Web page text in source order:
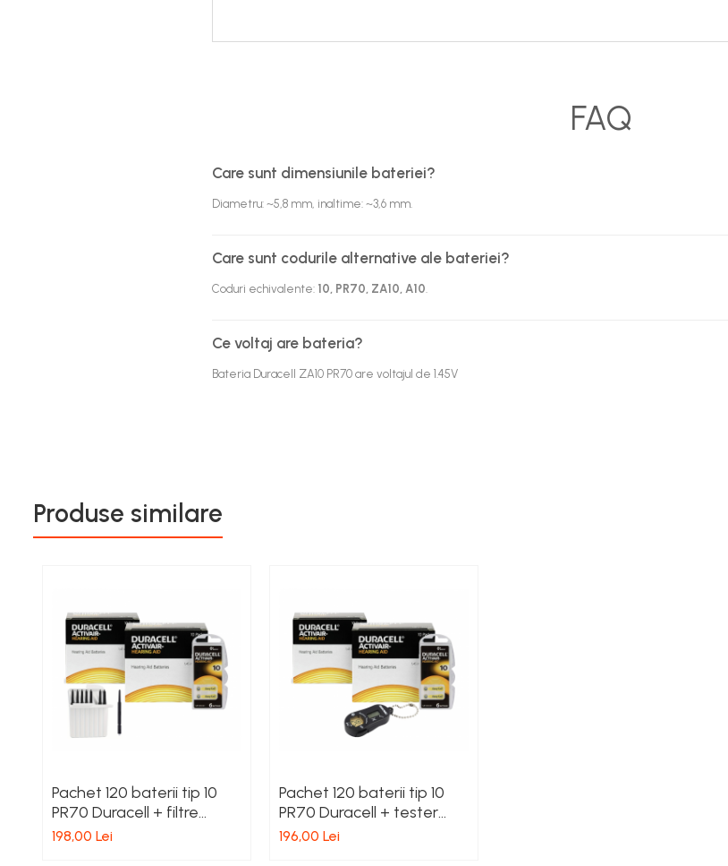
FAQ
Care sunt dimensiunile bateriei?
Diametru: ~5,8 mm, inaltime: ~3,6 mm.
Care sunt codurile alternative ale bateriei?
Coduri echivalente: 10, PR70, ZA10, A10.
Ce voltaj are bateria?
Bateria Duracell ZA10 PR70 are voltajul de 1.45V
Produse similare
Pachet 120 baterii tip 10
PR70 Duracell + filtre
cerustop
198,00 Lei
Pachet 120 baterii tip 10
PR70 Duracell + tester
baterii
196,00 Lei